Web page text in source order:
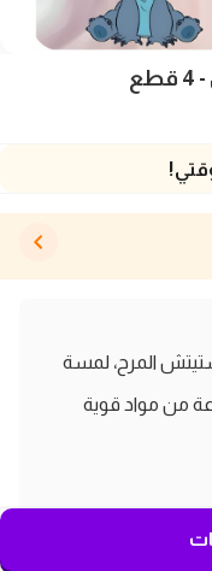
بشكل ستيتش المرح، لمسة
من مواد قوية